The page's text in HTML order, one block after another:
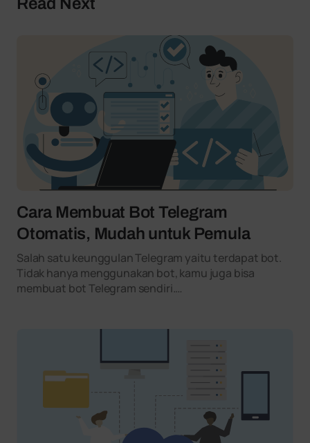
Cara Membuat Bot Telegram
Otomatis, Mudah untuk Pemula
Salah satu keunggulan Telegram yaitu terdapat bot.
Tidak hanya menggunakan bot, kamu juga bisa
membuat bot Telegram sendiri.…